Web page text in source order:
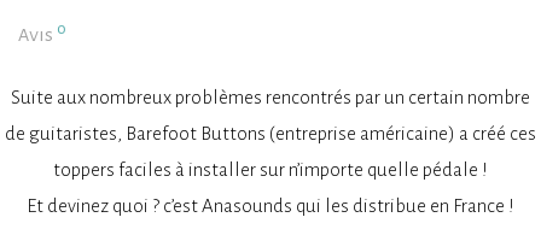
Avis 0
Suite aux nombreux problèmes rencontrés par un certain nombre
de guitaristes, Barefoot Buttons (entreprise américaine) a créé ces
toppers faciles à installer sur n’importe quelle pédale !
Et devinez quoi ? c’est Anasounds qui les distribue en France !